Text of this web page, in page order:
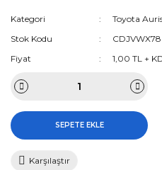
Kategori
Toyota
Stok Kodu
CDJVWX78
Fiyat
1,00 TL +
SEPETE EKLE
Karşılaştır